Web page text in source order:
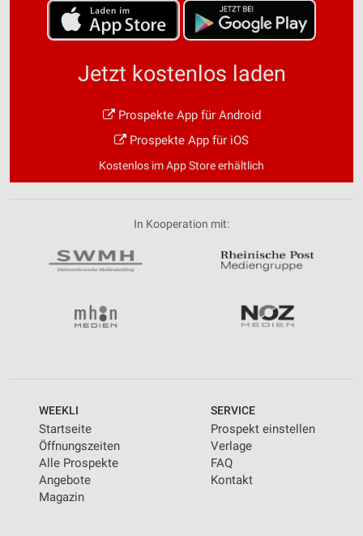
Jetzt kostenlos laden
Prospekte App für Android
Prospekte App für iOS
Kostenlos im App Store erhältlich
In Kooperation mit:
WEEKLI
Startseite
Öffnungszeiten
Alle Prospekte
Angebote
Magazin
SERVICE
Prospekt einstellen
Verlage
FAQ
Kontakt